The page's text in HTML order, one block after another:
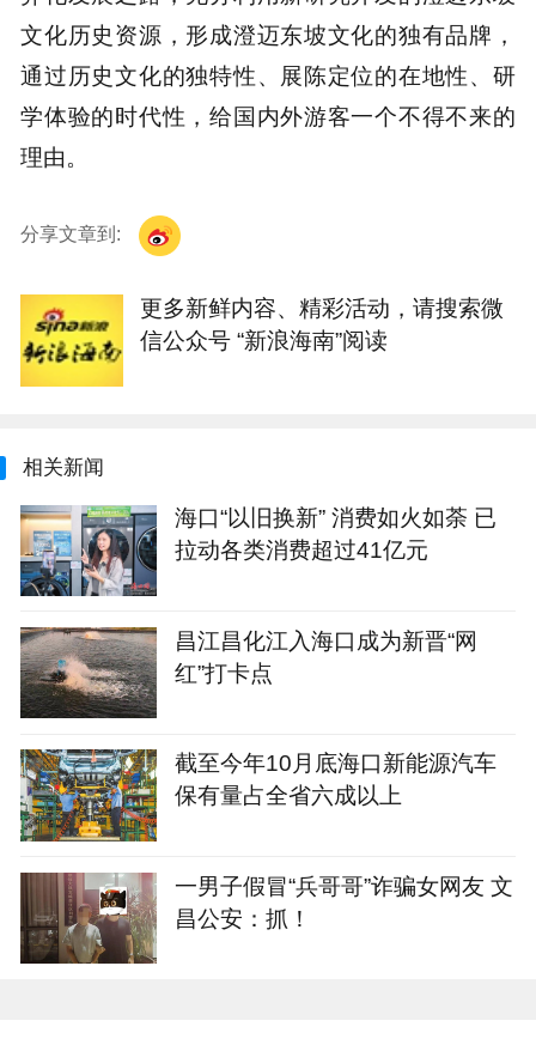
文化历史资源，形成澄迈东坡文化的独有品牌，
通过历史文化的独特性、展陈定位的在地性、研
学体验的时代性，给国内外游客一个不得不来的
理由。
分享文章到:
更多新鲜内容、精彩活动，请搜索微
信公众号 “新浪海南”阅读
相关新闻
海口“以旧换新” 消费如火如荼 已
拉动各类消费超过41亿元
昌江昌化江入海口成为新晋“网
红”打卡点
截至今年10月底海口新能源汽车
保有量占全省六成以上
一男子假冒“兵哥哥”诈骗女网友 文
昌公安：抓！